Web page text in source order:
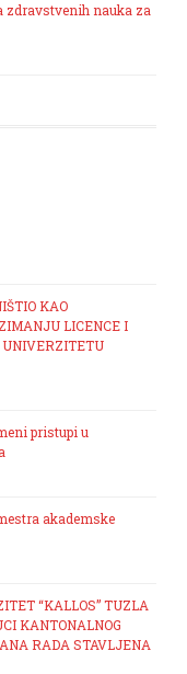
zdravstvenih nauka za
KAO
LICENCE I
UNIVERZITETU
pristupi u
akademske
“KALLOS” TUZLA
KANTONALNOG
RADA STAVLJENA